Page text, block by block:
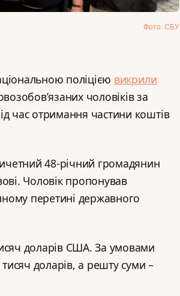
Фото: СБУ
поліцією викрили
чоловіків за
час отримання частини коштів
48-річний громадянин
Чоловік пропонував
перетині державного
доларів США. За умовами
доларів, а решту суми –